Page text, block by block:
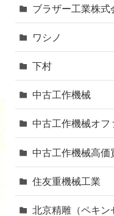
ブラザー工業株式
ワシノ
下村
中古工作機械
中古工作機械オフ
中古工作機械高価
住友重機械工業
北京精雕（ペキン